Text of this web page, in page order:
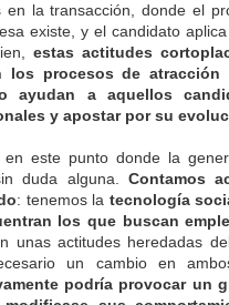
en la transacción, donde el
existe, y el candidato
estas actitudes
los procesos de
ayudan a aquellos
y apostar por su
en este punto donde la
duda alguna. Contamos
: tenemos la tecnología
los que buscan
unas actitudes heredadas
un cambio en
podría provocar un